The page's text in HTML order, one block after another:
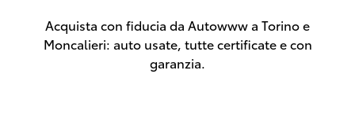
Acquista con fiducia da Autowww a Torino e
Moncalieri: auto usate, tutte certificate e con
garanzia.